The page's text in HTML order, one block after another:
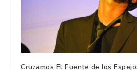
Cruzamos El Puente de los